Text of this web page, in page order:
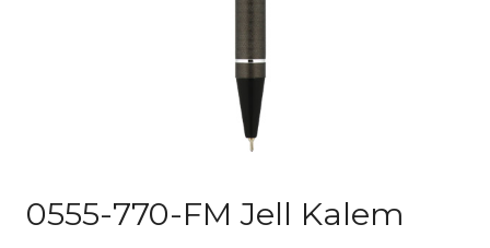
0555-770-FM Jell Kalem